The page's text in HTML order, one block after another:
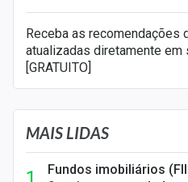
Receba as recomendações
atualizadas diretamente em
[GRATUITO]
MAIS LIDAS
Fundos imobiliários